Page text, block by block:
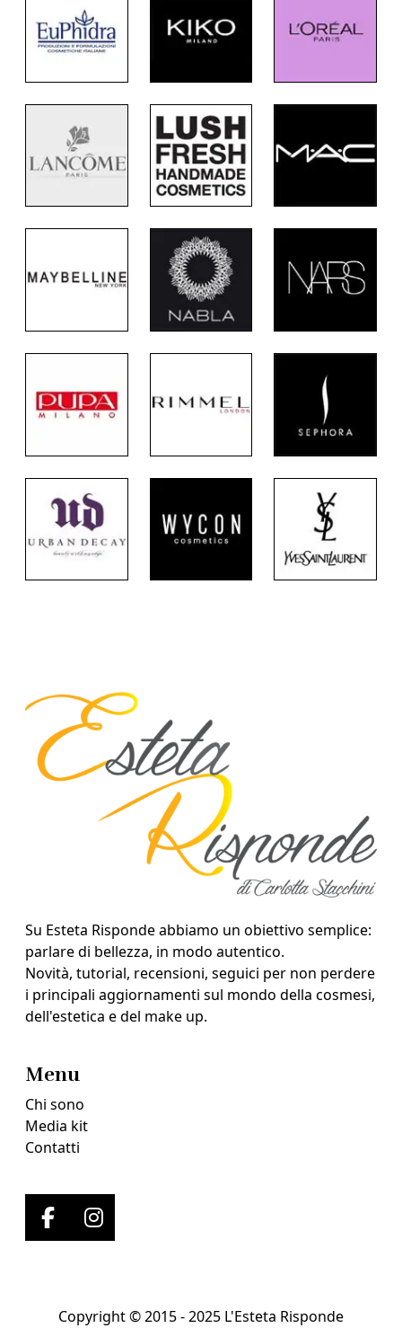
Su Esteta Risponde abbiamo un obiettivo semplice:
parlare di bellezza, in modo autentico.
Novità, tutorial, recensioni, seguici per non perdere
i principali aggiornamenti sul mondo della cosmesi,
dell'estetica e del make up.
Menu
Chi sono
Media kit
Contatti
Copyright © 2015 - 2025 L'Esteta Risponde